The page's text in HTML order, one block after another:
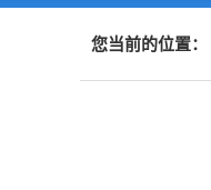
您当前的位置：